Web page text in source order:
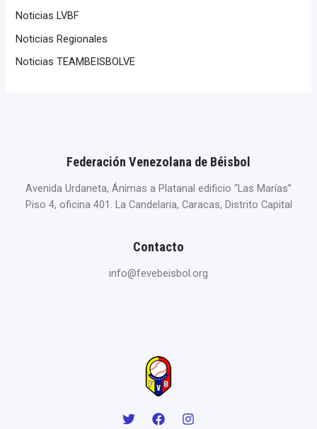
Noticias LVBF
Noticias Regionales
Noticias TEAMBEISBOLVE
Federación Venezolana de Béisbol
Avenida Urdaneta, Ánimas a Platanal edificio “Las Marías”
Piso 4, oficina 401. La Candelaria, Caracas, Distrito Capital
Contacto
info@fevebeisbol.org